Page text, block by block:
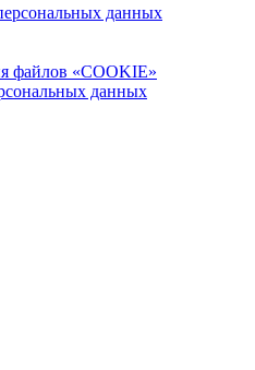
данных
файлов «COOKIE»
данных